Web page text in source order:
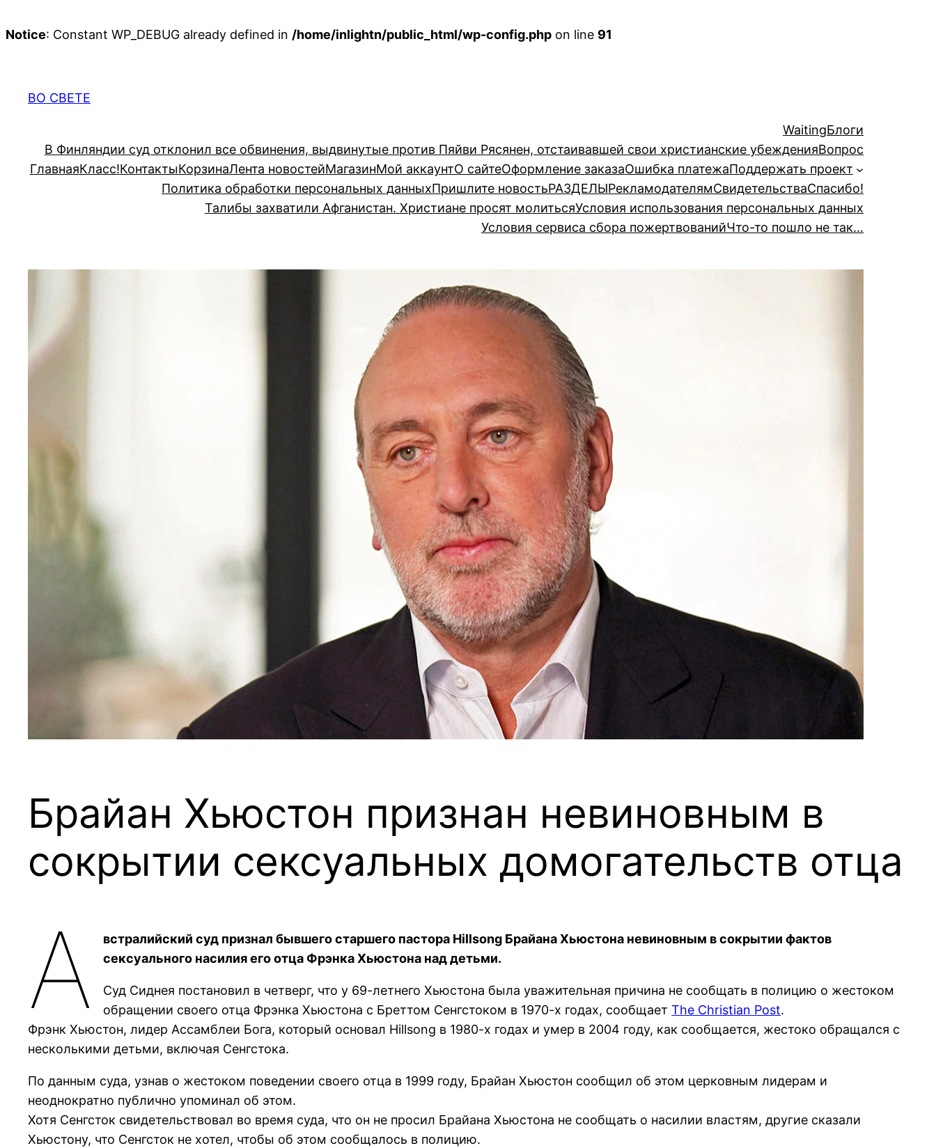
Notice: Constant WP_DEBUG already defined in /home/inlightn/public_html/wp-config.php on line 91
содержимому
ВО СВЕТЕ
WaitingБлоги
В Финляндии суд отклонил все обвинения, выдвинутые против Пяйви Рясянен, отстаивавшей свои христианские убежденияВопрос
ГлавнаяКласс!КонтактыКорзинаЛента новостейМагазинМой аккаунтО сайтеОформление заказаОшибка платежаПоддержать проект
Политика обработки персональных данныхПришлите новостьРАЗДЕЛЫРекламодателямСвидетельстваСпасибо!
Талибы захватили Афганистан. Христиане просят молитьсяУсловия использования персональных данных
Условия сервиса сбора пожертвованийЧто-то пошло не так…
Брайан Хьюстон признан невиновным в
сокрытии сексуальных домогательств отца
А
встралийский суд признал бывшего старшего пастора Hillsong Брайана Хьюстона невиновным в сокрытии фактов
сексуального насилия его отца Фрэнка Хьюстона над детьми.
Суд Сиднея постановил в четверг, что у 69-летнего Хьюстона была уважительная причина не сообщать в полицию о жестоком
обращении своего отца Фрэнка Хьюстона с Бреттом Сенгстоком в 1970-х годах, сообщаетThe Christian Post.
Фрэнк Хьюстон, лидер Ассамблеи Бога, который основал Hillsong в 1980-х годах и умер в 2004 году, как сообщается, жестоко обращался с
несколькими детьми, включая Сенгстока.
По данным суда, узнав о жестоком поведении своего отца в 1999 году, Брайан Хьюстон сообщил об этом церковным лидерам и
неоднократно публично упоминал об этом.
Хотя Сенгсток свидетельствовал во время суда, что он не просил Брайана Хьюстона не сообщать о насилии властям, другие сказали
Хьюстону, что Сенгсток не хотел, чтобы об этом сообщалось в полицию.